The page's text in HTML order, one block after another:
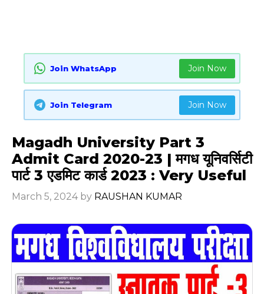
Join WhatsApp Join Now
Join Telegram Join Now
Magadh University Part 3
Admit Card 2020-23 | मगध यूनिवर्सिटी
पार्ट 3 एडमिट कार्ड 2023 : Very Useful
March 5, 2024 by RAUSHAN KUMAR